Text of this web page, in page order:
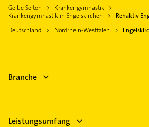
Kürten
Wipperfürth
Ruppichteroth
Gartenbau & Landschaftsbau
Bestatter
Schreiner
Steuerberater
Gelbe Seiten
Krankengymnastik
Krankengymnastik in Engelskirchen
Rehaktiv
Deutschland
Nordrhein-Westfalen
Branche
Leistungsumfang